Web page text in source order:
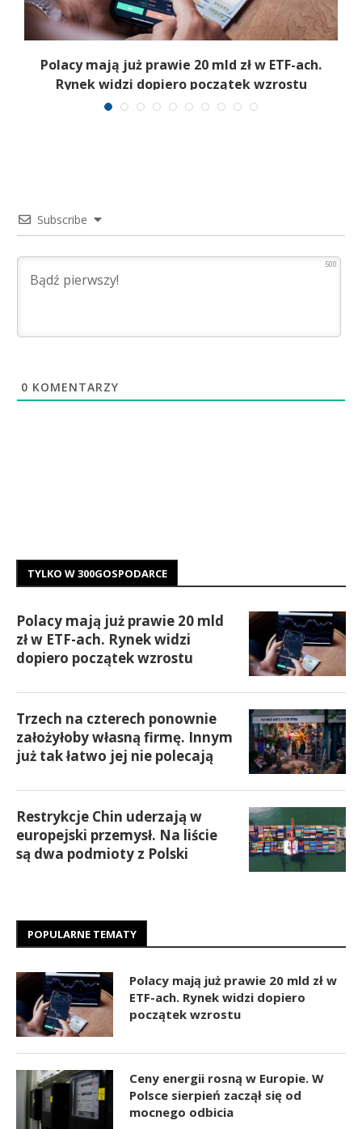
Polacy mają już prawie 20 mld zł w ETF-ach.
Rynek widzi dopiero początek wzrostu
Subscribe
500
0 KOMENTARZY
TYLKO W 300GOSPODARCE
Polacy mają już prawie 20 mld
zł w ETF-ach. Rynek widzi
dopiero początek wzrostu
Trzech na czterech ponownie
założyłoby własną firmę. Innym
już tak łatwo jej nie polecają
Restrykcje Chin uderzają w
europejski przemysł. Na liście
są dwa podmioty z Polski
POPULARNE TEMATY
Polacy mają już prawie 20 mld zł w
ETF-ach. Rynek widzi dopiero
początek wzrostu
Ceny energii rosną w Europie. W
Polsce sierpień zaczął się od
mocnego odbicia